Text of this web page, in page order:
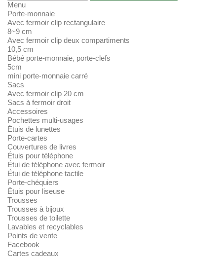
Menu
Porte-monnaie
Avec fermoir clip rectangulaire
8~9 cm
Avec fermoir clip deux compartiments
10,5 cm
Bébé porte-monnaie, porte-clefs
5cm
mini porte-monnaie carré
Sacs
Avec fermoir clip 20 cm
Sacs à fermoir droit
Accessoires
Pochettes multi-usages
Étuis de lunettes
Porte-cartes
Couvertures de livres
Étuis pour téléphone
Étui de téléphone avec fermoir
Étui de téléphone tactile
Porte-chéquiers
Étuis pour liseuse
Trousses
Trousses à bijoux
Trousses de toilette
Lavables et recyclables
Points de vente
Facebook
Cartes cadeaux